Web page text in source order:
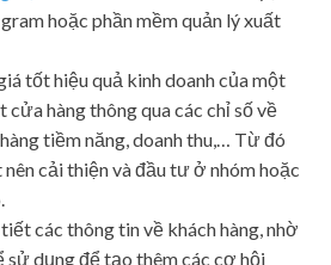
hoặc phần mềm quản lý xuất
tốt hiệu quả kinh doanh của một
cửa hàng thông qua các chỉ số về
tiềm năng, doanh thu,… Từ đó
cải thiện và đầu tư ở nhóm hoặc
các thông tin về khách hàng, nhờ
sử dụng để tạo thêm các cơ hội